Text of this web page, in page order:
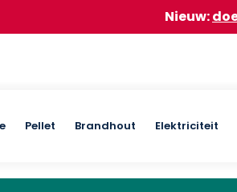
doe mee aan
Pellet Brandhout Elektriciteit